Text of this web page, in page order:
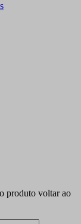
produto voltar ao